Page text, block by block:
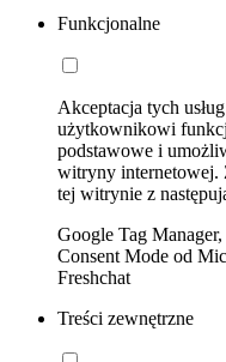
Funkcjonalne
Akceptacja tych
użytkownikowi
podstawowe i
witryny internetowej.
tej witrynie z
Google Tag
Consent Mode od
Freshchat
Treści zewnętrzne